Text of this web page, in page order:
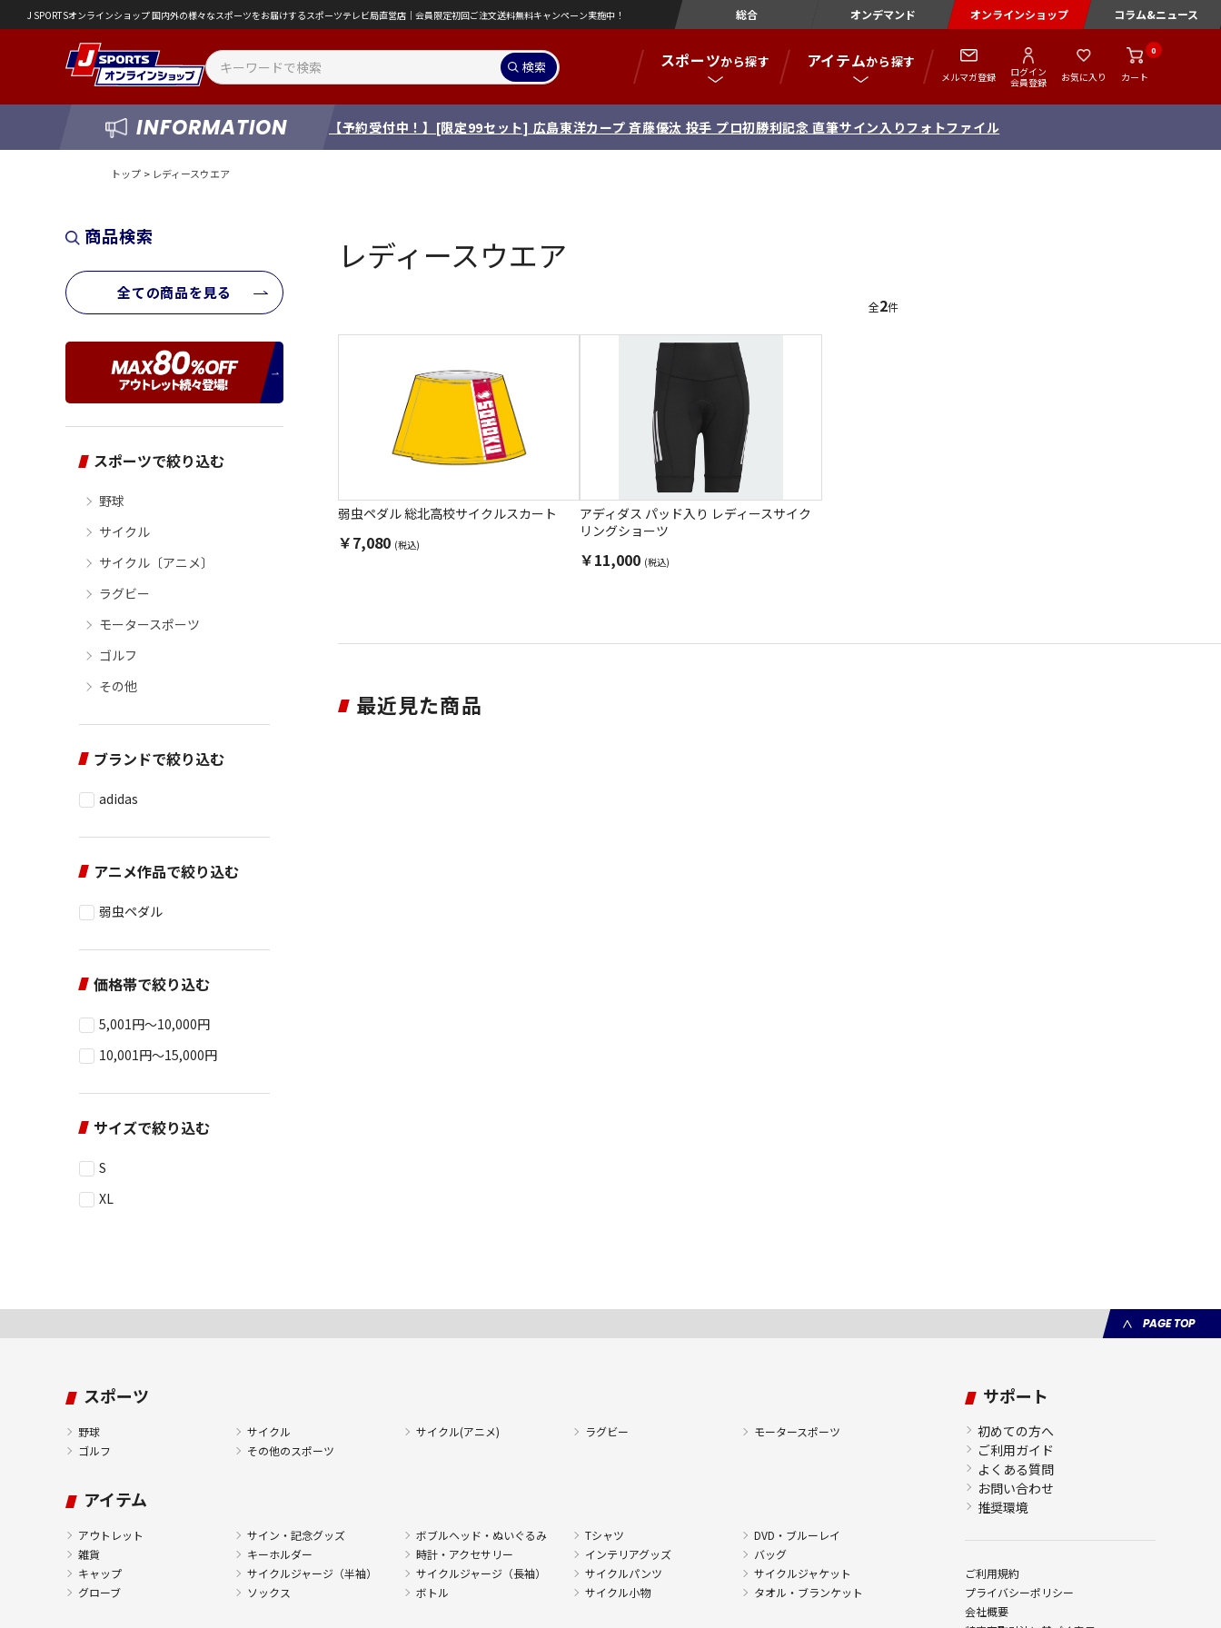
J SPORTSオンラインショップ 国内外の様々なスポーツをお届けするスポーツテレビ局直営店｜会員限定初回ご注文送料無料キャンペーン実施中！ 総合 オンデマンド オンラインショップ コラム&ニュース
検索 スポーツから探す アイテムから探す
メルマガ登録
ログイン
会員登録
お気に入り カート
0
INFORMATION 【予約受付中！】[限定99セット] 広島東洋カープ 斉藤優汰 投手 プロ初勝利記念 直筆サイン入りフォトファイル
トップ > レディースウエア
商品検索
全ての商品を見る
スポーツで絞り込む
野球
サイクル
サイクル〔アニメ〕
ラグビー
モータースポーツ
ゴルフ
その他
ブランドで絞り込む
adidas
アニメ作品で絞り込む
弱虫ペダル
価格帯で絞り込む
5,001円～10,000円
10,001円～15,000円
サイズで絞り込む
S
XL
レディースウエア
全2件
弱虫ペダル 総北高校サイクルスカート
￥7,080 (税込)
アディダス パッド入り レディースサイク
リングショーツ
￥11,000 (税込)
最近見た商品
PAGE TOP
スポーツ
野球 サイクル サイクル(アニメ) ラグビー
モータースポーツ
ゴルフ
その他のスポーツ
アイテム
アウトレット サイン・記念グッズ ボブルヘッド・ぬいぐるみ Tシャツ
DVD・ブルーレイ
雑貨
キーホルダー 時計・アクセサリー インテリアグッズ
バッグ
キャップ
サイクルジャージ（半袖） サイクルジャージ（長袖） サイクルパンツ
サイクルジャケット
グローブ
ソックス ボトル サイクル小物 タオル・ブランケット
サポート
初めての方へ
ご利用ガイド
よくある質問
お問い合わせ
推奨環境
ご利用規約
プライバシーポリシー
会社概要